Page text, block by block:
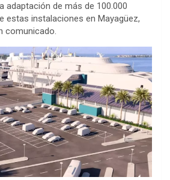
adaptación de más de 100.000
estas instalaciones en Mayagüez,
comunicado.